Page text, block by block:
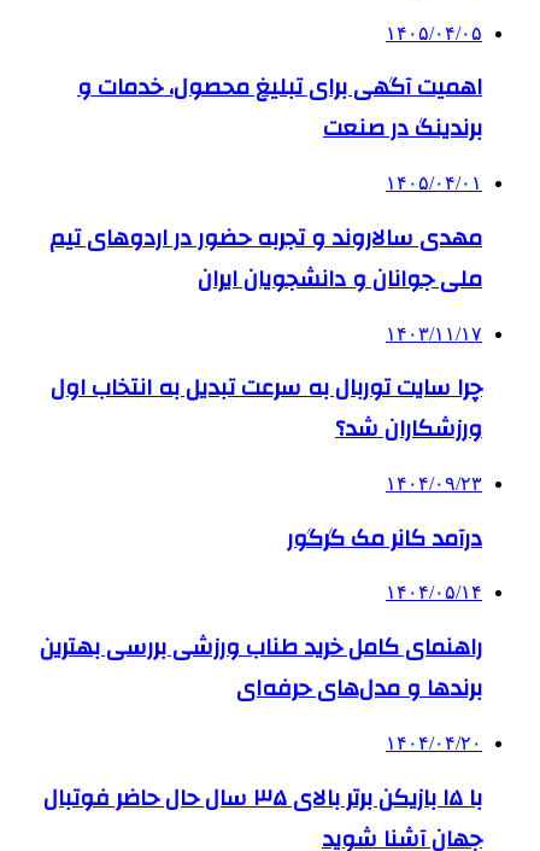
۱۴۰۵/۰۴/۰۵
اهمیت آگهی برای تبلیغ محصول، خدمات و
برندینگ در صنعت
۱۴۰۵/۰۴/۰۱
مهدی سالاروند و تجربه حضور در اردوهای تیم
ملی جوانان و دانشجویان ایران
۱۴۰۳/۱۱/۱۷
چرا سایت توربال به ‌سرعت تبدیل به انتخاب اول
ورزشکاران شد؟
۱۴۰۴/۰۹/۲۳
درآمد کانر مک گرگور
۱۴۰۴/۰۵/۱۴
راهنمای کامل خرید طناب ورزشی بررسی بهترین
برندها و مدل‌های حرفه‌ای
۱۴۰۴/۰۴/۲۰
با ۱۵ بازیکن برتر بالای ۳۵ سال حال حاضر فوتبال
جهان آشنا شوید